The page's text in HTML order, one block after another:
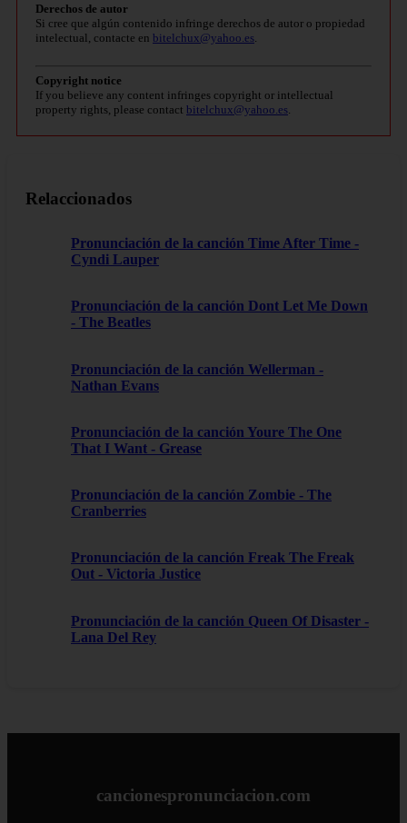
Derechos de autor
Si cree que algún contenido infringe derechos de autor o propiedad
intelectual, contacte en bitelchux@yahoo.es
Copyright notice
If you believe any content infringes copyright or intellectual
property rights, please contact bitelchux@yahoo.es
Relaccionados
Pronunciación de la canción Time After Time -
Cyndi Lauper
Pronunciación de la canción Dont Let Me Down
- The Beatles
Pronunciación de la canción Wellerman -
Nathan Evans
Pronunciación de la canción Youre The One
That I Want - Grease
Pronunciación de la canción Zombie - The
Cranberries
Pronunciación de la canción Freak The Freak
Out - Victoria Justice
Pronunciación de la canción Queen Of Disaster -
Lana Del Rey
cancionespronunciacion.com